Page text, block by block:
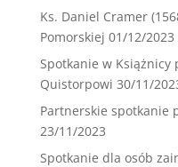
Ks. Daniel Cramer
Pomorskiej 01/12/2023
Spotkanie w Książnicy
Quistorpowi 30/11/
Partnerskie spotkanie
23/11/2023
Spotkanie dla osób